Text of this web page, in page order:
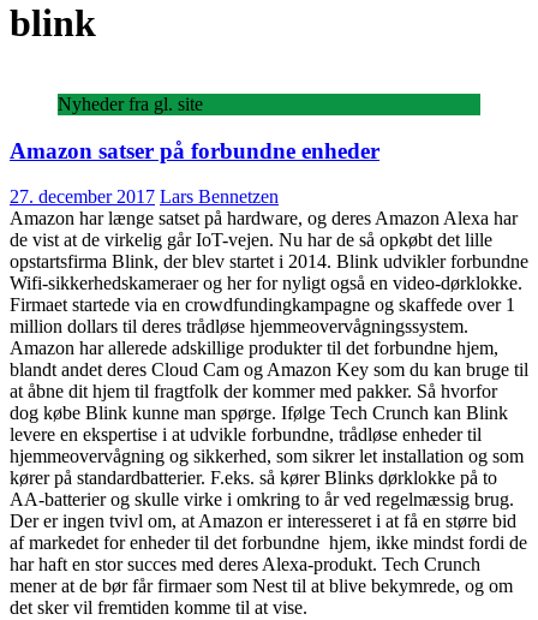
blink
Nyheder fra gl. site
Amazon satser på forbundne enheder
27. december 2017 Lars Bennetzen
Amazon har længe satset på hardware, og deres Amazon Alexa har
de vist at de virkelig går IoT-vejen. Nu har de så opkøbt det lille
opstartsfirma Blink, der blev startet i 2014. Blink udvikler forbundne
Wifi-sikkerhedskameraer og her for nyligt også en video-dørklokke.
Firmaet startede via en crowdfundingkampagne og skaffede over 1
million dollars til deres trådløse hjemmeovervågningssystem.
Amazon har allerede adskillige produkter til det forbundne hjem,
blandt andet deres Cloud Cam og Amazon Key som du kan bruge til
at åbne dit hjem til fragtfolk der kommer med pakker. Så hvorfor
dog købe Blink kunne man spørge. Ifølge Tech Crunch kan Blink
levere en ekspertise i at udvikle forbundne, trådløse enheder til
hjemmeovervågning og sikkerhed, som sikrer let installation og som
kører på standardbatterier. F.eks. så kører Blinks dørklokke på to
AA-batterier og skulle virke i omkring to år ved regelmæssig brug.
Der er ingen tvivl om, at Amazon er interesseret i at få en større bid
af markedet for enheder til det forbundne hjem, ikke mindst fordi de
har haft en stor succes med deres Alexa-produkt. Tech Crunch
mener at de bør får firmaer som Nest til at blive bekymrede, og om
det sker vil fremtiden komme til at vise.